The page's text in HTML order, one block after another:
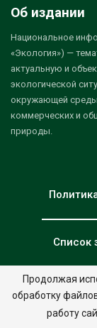
Об издании
Национальное
«Экология») —
актуальную и
экологической
окружающей
коммерческих и
природы.
Список
© 2026 - НИА
Продолжая
обработку
работу